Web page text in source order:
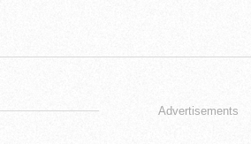
Advertisements